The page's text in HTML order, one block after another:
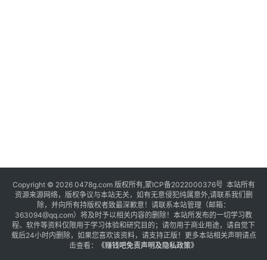
Copyright © 2026 0478g.com 版权所有,蒙ICP备2022000376号 本站所有
资源来源网络，版权争议与本站无关，如有无意侵犯纯属意外,请联系我们删
除，并向所有持版权者致最深歉意！请联系本站管理（邮箱：
363094@qq.com）将及时予以相关内容的删除！本站所发布的一切学习教
程、软件等资料仅限用于学习体验和研究目的；请勿用于商业用途，请自觉下
载后24小时内删除，如果您喜欢该资料，请支持正版！更多本站相关声明请点
击查看：
《赚钱吧免责声明及隐私政策》